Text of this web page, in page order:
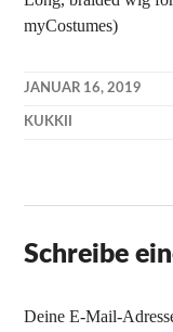
myCostumes)
JANUAR 16, 2019
KUKKII
Schreibe
Deine E-Mail-